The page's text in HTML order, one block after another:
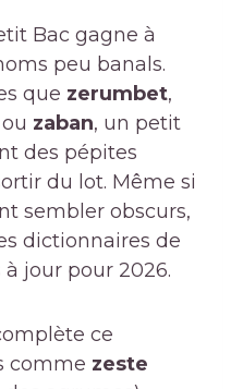
Bac gagne à
peu banals.
que zerumbet,
zaban, un petit
des pépites
du lot. Même si
sembler obscurs,
dictionnaires de
jour pour 2026.
ce
comme zeste